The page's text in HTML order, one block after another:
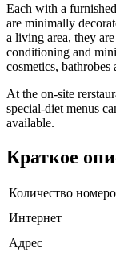
Each with a
are minimally
a living area, they
conditioning and
cosmetics, bathrobes
At the on-site
special-diet menus
available.
Краткое
Количество
Интернет
Адрес